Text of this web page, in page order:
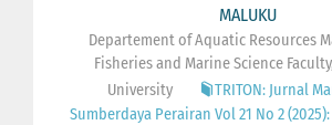
MALUKU
Departement of Aquatic Resources
Fisheries and Marine Science
University
TRITON: Jurnal
Sumberdaya Perairan Vol 21 No 2 (2025):